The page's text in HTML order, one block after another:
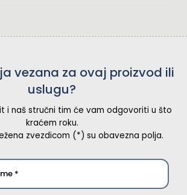
vezana za ovaj proizvod ili
uslugu?
i naš stručni tim će vam odgovoriti u što
kraćem roku.
zvezdicom (*) su obavezna polja.